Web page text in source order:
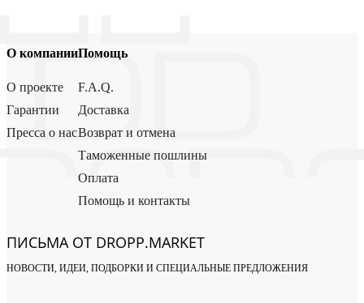
О компании
О проекте
Гарантии
Пресса о нас
Помощь
F.A.Q.
Доставка
Возврат и отмена
Таможенные пошлины
Оплата
Помощь и контакты
ПИСЬМА ОТ DROPP.MARKET
НОВОСТИ, ИДЕИ, ПОДБОРКИ И СПЕЦИАЛЬНЫЕ ПРЕДЛОЖЕНИЯ